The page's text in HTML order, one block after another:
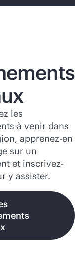
les
à venir dans
apprenez-en
sur un
et inscrivez-
y assister.